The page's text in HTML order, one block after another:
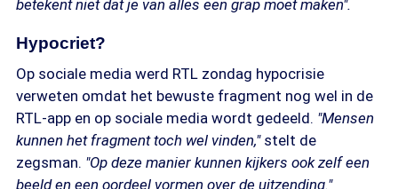
betekent niet dat je van alles een grap moet maken".
Hypocriet?
Op sociale media werd RTL zondag hypocrisie
verweten omdat het bewuste fragment nog wel in de
RTL-app en op sociale media wordt gedeeld. "Mensen
kunnen het fragment toch wel vinden,"stelt de
zegsman. "Op deze manier kunnen kijkers ook zelf een
beeld en een oordeel vormen over de uitzending."